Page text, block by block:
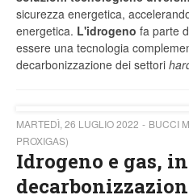
sicurezza energetica,
energetica. L'idrogeno fa parte
essere una tecnologia
decarbonizzazione dei settori
MARTEDÌ, 26 LUGLIO 2022
BUCCI
PROXIGAS)
Idrogeno e gas,